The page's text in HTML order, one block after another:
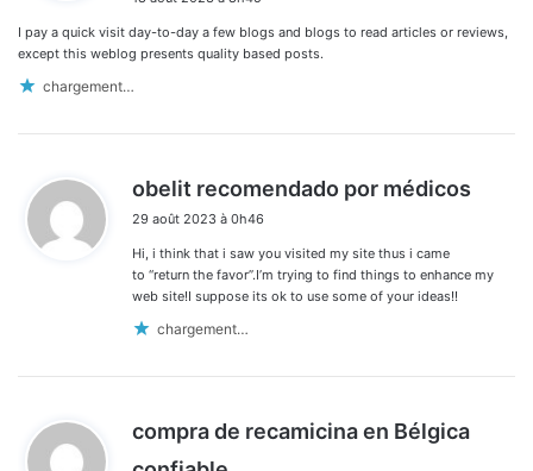
I pay a quick visit day-to-day a few blogs and blogs to read articles or reviews,
except this weblog presents quality based posts.
chargement…
obelit recomendado por médicos
29 août 2023 à 0h46
Hi, i think that i saw you visited my site thus i came
to “return the favor”.I’m trying to find things to enhance my
web site!I suppose its ok to use some of your ideas!!
chargement…
compra de recamicina en Bélgica